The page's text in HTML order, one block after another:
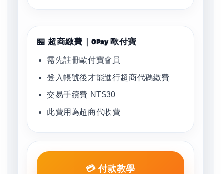
🏪 超商繳費｜OPay 歐付寶
需先註冊歐付寶會員
登入帳號後才能進行超商代碼繳費
交易手續費 NT$30
此費用為超商代收費
💳 付款教學